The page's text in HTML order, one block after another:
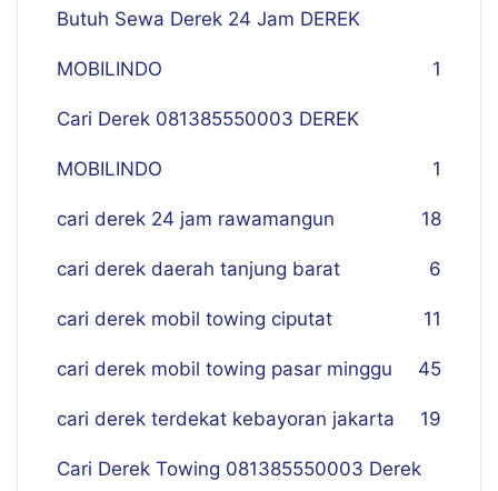
Butuh Sewa Derek 24 Jam DEREK
MOBILINDO 1
Cari Derek 081385550003 DEREK
MOBILINDO 1
cari derek 24 jam rawamangun 18
cari derek daerah tanjung barat 6
cari derek mobil towing ciputat 11
cari derek mobil towing pasar minggu 45
cari derek terdekat kebayoran jakarta 19
Cari Derek Towing 081385550003 Derek